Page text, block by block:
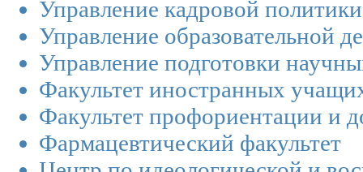
Управление кадровой
Управление образовательной
Управление подготовки
Факультет иностранных
Факультет профориентации и
Фармацевтический факультет